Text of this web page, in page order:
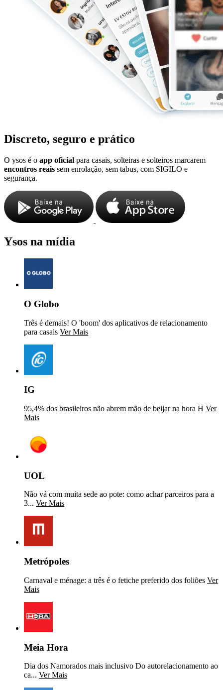
Discreto, seguro e prático
O ysos é o app oficial para casais, solteiras e solteiros marcarem
encontros reais sem enrolação, sem tabus, com SIGILO e
segurança.
Ysos na mídia
O Globo
Três é demais! O 'boom' dos aplicativos de relacionamento
para casais Ver Mais
IG
95,4% dos brasileiros não abrem mão de beijar na hora H Ver
Mais
UOL
Não vá com muita sede ao pote: como achar parceiros para a
3... Ver Mais
Metrópoles
Carnaval e ménage: a três é o fetiche preferido dos foliões Ver
Mais
Meia Hora
Dia dos Namorados mais inclusivo Do autorelacionamento ao
ca... Ver Mais